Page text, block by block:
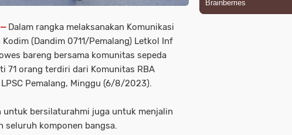
Dalam rangka melaksanakan Komunikasi
(Dandim 0711/Pemalang) Letkol Inf
bareng bersama komunitas sepeda
71 orang terdiri dari Komunitas RBA
Pemalang, Minggu (6/8/2023).
untuk bersilaturahmi juga untuk menjalin
seluruh komponen bangsa.